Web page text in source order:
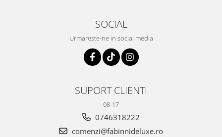
SOCIAL
Urmareste-ne in social media
SUPORT CLIENTI
08-17
0746318222
comenzi@fabinnideluxe.ro